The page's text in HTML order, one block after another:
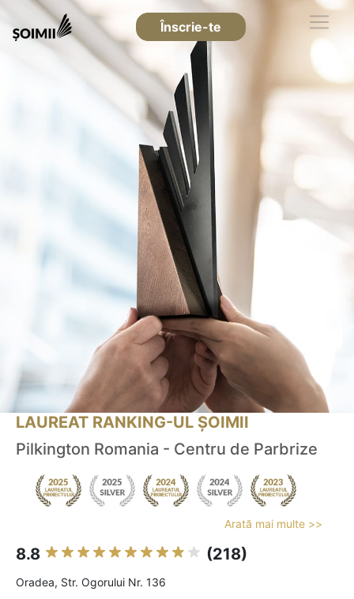
Înscrie-te
LAUREAT RANKING-UL ȘOIMII
Pilkington Romania - Centru de Parbrize
Arată mai multe >>
8.8 (218)
Oradea, Str. Ogorului Nr. 136